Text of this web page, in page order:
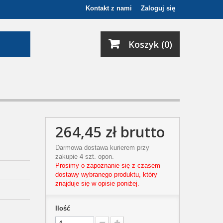
Zaloguj się
Kontakt z nami
Koszyk (0)
264,45 złbrutto
Darmowa dostawa kurierem przy
zakupie 4 szt. opon.
Prosimy o zapoznanie się z czasem
dostawy wybranego produktu, który
znajduje się w opisie poniżej.
Ilość